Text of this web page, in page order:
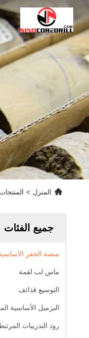
المنزل > المنتجات
جميع الفئات
منصة الحفر
ماس لب لقمة
التوسيع قذائف
البرميل الأساسية
رود التدريبات